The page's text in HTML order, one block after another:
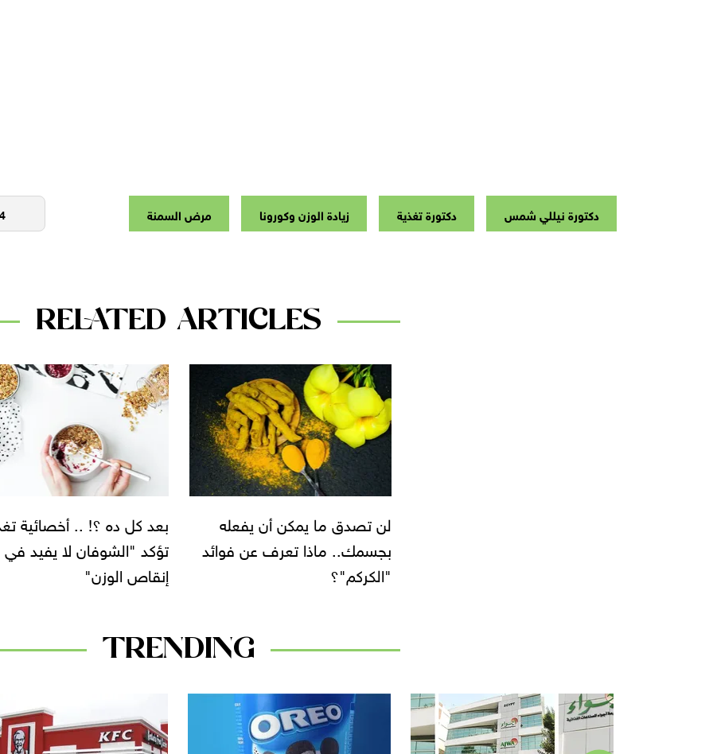
دكتورة نيللي شمس دكتورة تغذية زيادة الوزن وكورونا مرض السمنة
RELATED ARTICLES
لن تصدق ما يمكن أن يفعله
بجسمك.. ماذا تعرف عن فوائد
"الكركم"؟
بعد كل ده ؟! .. أخصائية
تؤكد "الشوفان لا يفيد في
إنقاص الوزن"
TRENDING